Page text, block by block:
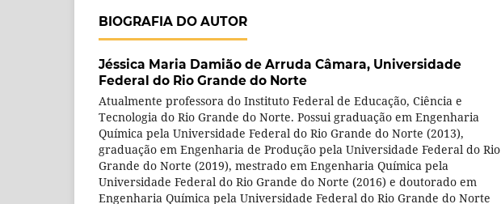
BIOGRAFIA DO AUTOR
Jéssica Maria Damião de Arruda Câmara, Universidade
Federal do Rio Grande do Norte
Atualmente professora do Instituto Federal de Educação, Ciência e
Tecnologia do Rio Grande do Norte. Possui graduação em Engenharia
Química pela Universidade Federal do Rio Grande do Norte (2013),
graduação em Engenharia de Produção pela Universidade Federal do Rio
Grande do Norte (2019), mestrado em Engenharia Química pela
Universidade Federal do Rio Grande do Norte (2016) e doutorado em
Engenharia Química pela Universidade Federal do Rio Grande do Norte